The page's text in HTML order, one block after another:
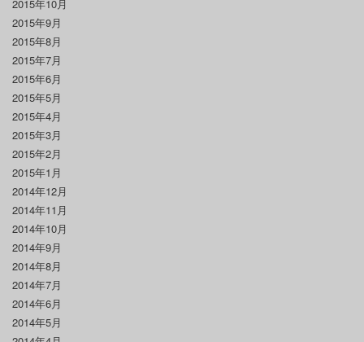
2015年10月
2015年9月
2015年8月
2015年7月
2015年6月
2015年5月
2015年4月
2015年3月
2015年2月
2015年1月
2014年12月
2014年11月
2014年10月
2014年9月
2014年8月
2014年7月
2014年6月
2014年5月